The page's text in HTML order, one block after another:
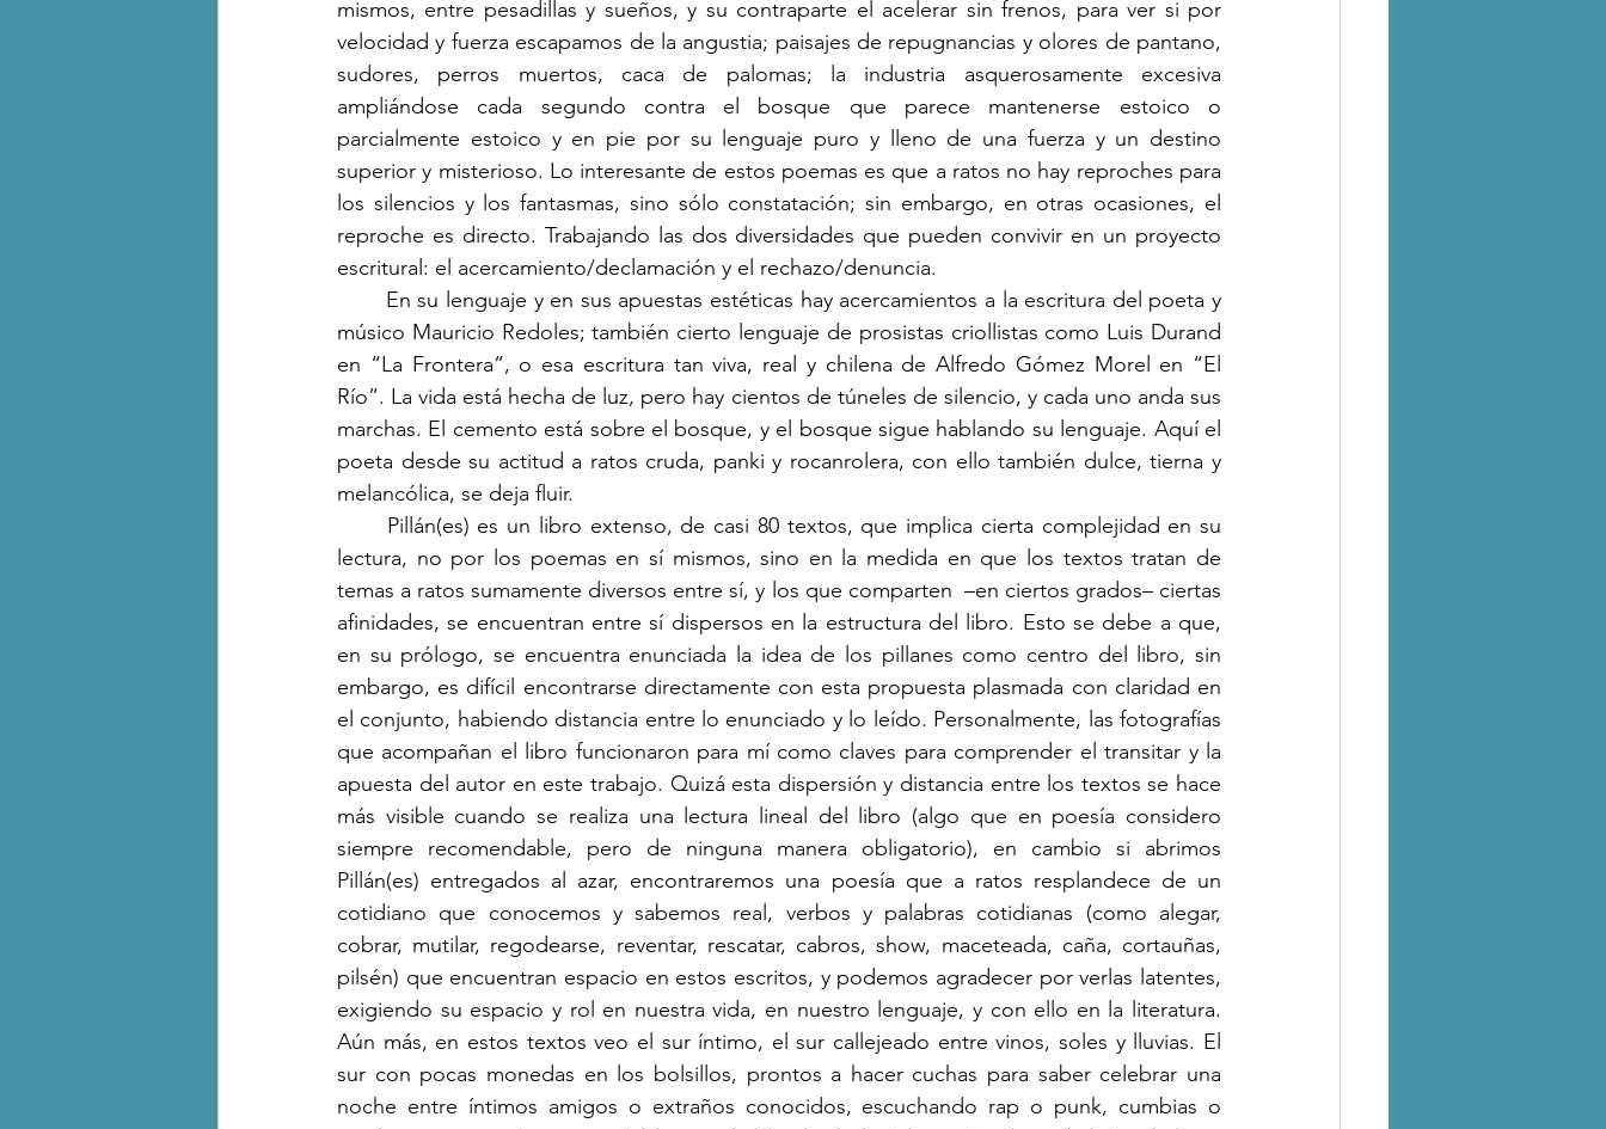
mismos, entre pesadillas y sueños, y su contraparte el acelerar sin frenos, para ver si por
velocidad y fuerza escapamos de la angustia; paisajes de repugnancias y olores de pantano,
sudores, perros muertos, caca de palomas; la industria asquerosamente excesiva
ampliándose cada segundo contra el bosque que parece mantenerse estoico o
parcialmente estoico y en pie por su lenguaje puro y lleno de una fuerza y un destino
superior y misterioso. Lo interesante de estos poemas es que a ratos no hay reproches para
los silencios y los fantasmas, sino sólo constatación; sin embargo, en otras ocasiones, el
reproche es directo. Trabajando las dos diversidades que pueden convivir en un proyecto
escritural: el acercamiento/declamación y el rechazo/denuncia.
músico Mauricio Redoles; también cierto lenguaje de prosistas criollistas como Luis Durand
en “La Frontera”, o esa escritura tan viva, real y chilena de Alfredo Gómez Morel en “El
Río”. La vida está hecha de luz, pero hay cientos de túneles de silencio, y cada uno anda sus
marchas. El cemento está sobre el bosque, y el bosque sigue hablando su lenguaje. Aquí el
poeta desde su actitud a ratos cruda, panki y rocanrolera, con ello también dulce, tierna y
melancólica, se deja fluir.
lectura, no por los poemas en sí mismos, sino en la medida en que los textos tratan de
temas a ratos sumamente diversos entre sí, y los que comparten  –en ciertos grados– ciertas
afinidades, se encuentran entre sí dispersos en la estructura del libro. Esto se debe a que,
en su prólogo, se encuentra enunciada la idea de los pillanes como centro del libro, sin
embargo, es difícil encontrarse directamente con esta propuesta plasmada con claridad en
el conjunto, habiendo distancia entre lo enunciado y lo leído. Personalmente, las fotografías
que acompañan el libro funcionaron para mí como claves para comprender el transitar y la
apuesta del autor en este trabajo. Quizá esta dispersión y distancia entre los textos se hace
más visible cuando se realiza una lectura lineal del libro (algo que en poesía considero
siempre recomendable, pero de ninguna manera obligatorio), en cambio si abrimos
Pillán(es) entregados al azar, encontraremos una poesía que a ratos resplandece de un
cotidiano que conocemos y sabemos real, verbos y palabras cotidianas (como alegar,
cobrar, mutilar, regodearse, reventar, rescatar, cabros, show, maceteada, caña, cortauñas,
pilsén) que encuentran espacio en estos escritos, y podemos agradecer por verlas latentes,
exigiendo su espacio y rol en nuestra vida, en nuestro lenguaje, y con ello en la literatura.
Aún más, en estos textos veo el sur íntimo, el sur callejeado entre vinos, soles y lluvias. El
sur con pocas monedas en los bolsillos, prontos a hacer cuchas para saber celebrar una
noche entre íntimos amigos o extraños conocidos, escuchando rap o punk, cumbias o